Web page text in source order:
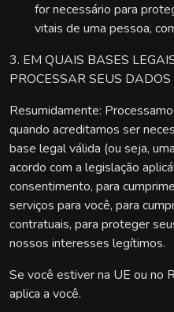
for necessário para
vitais de uma pessoa,
3. EM QUAIS BASES
PROCESSAR SEUS
Resumidamente:
quando acreditamos ser
base legal válida (ou seja,
acordo com a legislação
consentimento, para
serviços para você, para
contratuais, para proteger
nossos interesses legítimos.
Se você estiver na UE ou no
aplica a você.